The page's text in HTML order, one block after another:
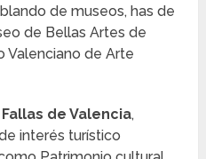
de museos, has de
de Bellas Artes de
de Arte
Fallas de Valencia,
interés turístico